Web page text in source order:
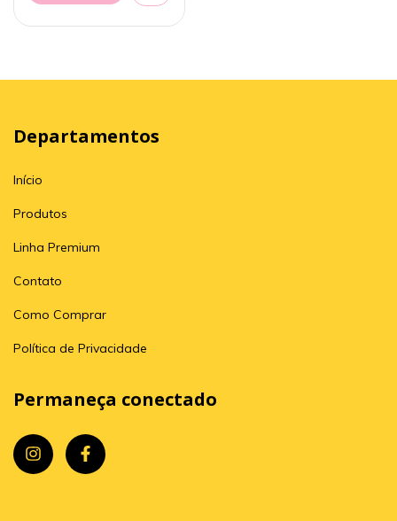
Departamentos
Início
Produtos
Linha Premium
Contato
Como Comprar
Política de Privacidade
Permaneça conectado